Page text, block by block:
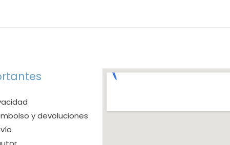
y devoluciones